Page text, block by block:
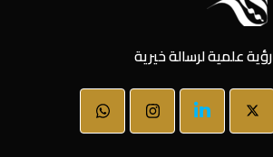
رؤية علمية لرسالة خيرية